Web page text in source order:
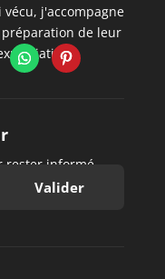
vécu, j'accompagne
de leur
rester informé